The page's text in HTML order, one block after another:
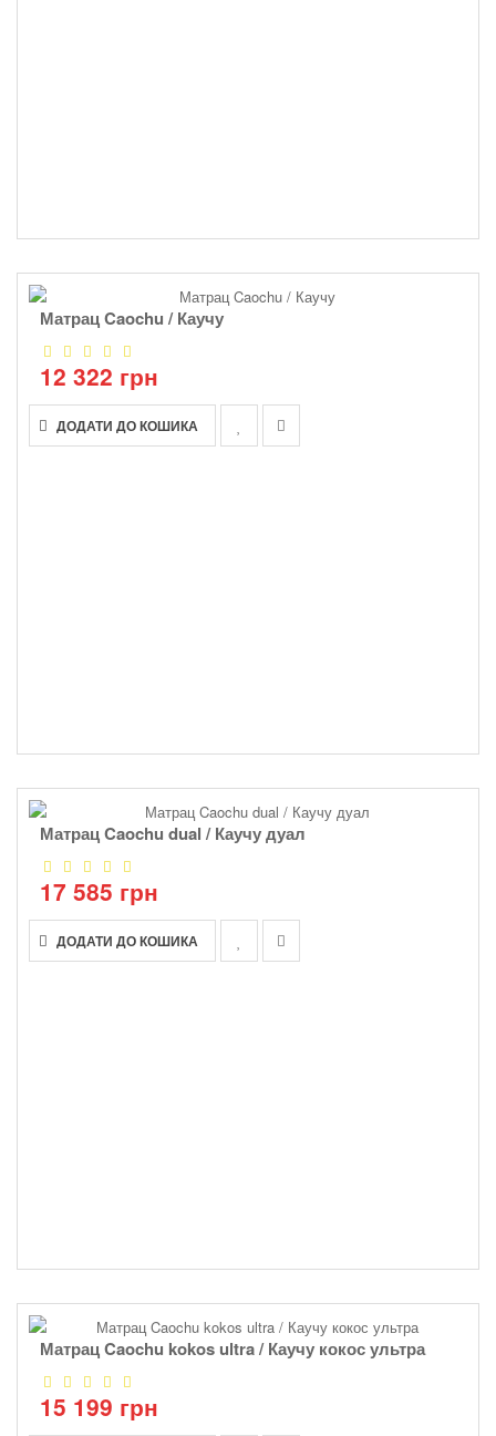
Матрац Caochu / Каучу
12 322 грн
ДОДАТИ ДО КОШИКА
Матрац Caochu dual / Каучу дуал
17 585 грн
ДОДАТИ ДО КОШИКА
Матрац Caochu kokos ultra / Каучу кокос ультра
15 199 грн